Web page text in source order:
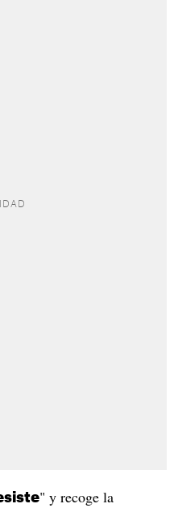
" y recoge la